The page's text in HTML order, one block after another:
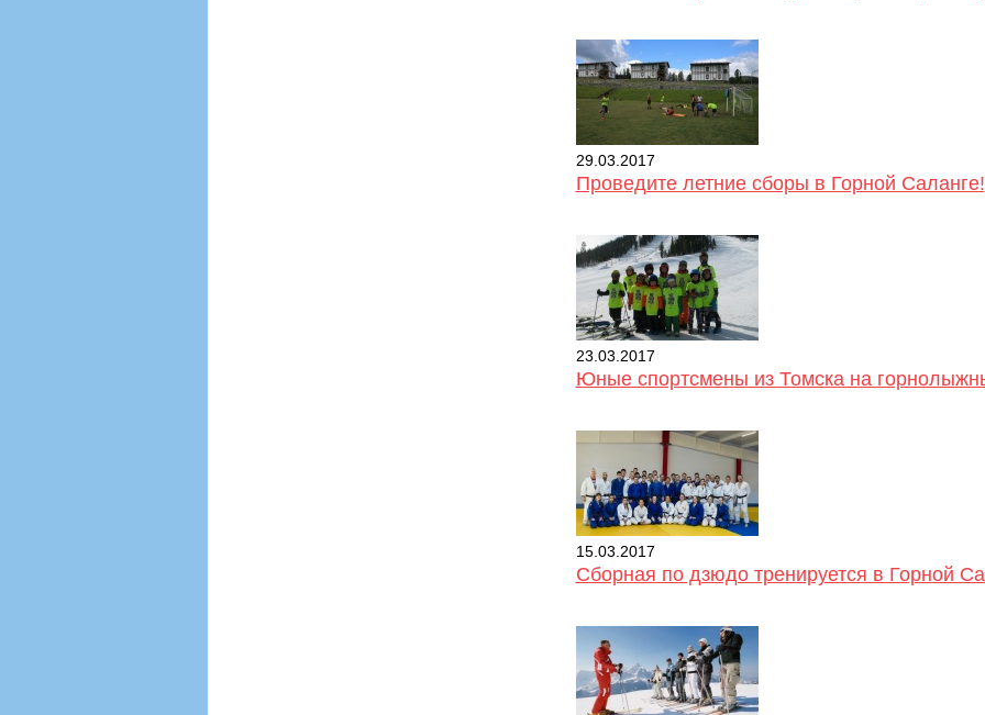
29.03.2017
Проведите летние сборы в Горной Саланге!
23.03.2017
Юные спортсмены из Томска на
15.03.2017
Сборная по дзюдо тренируется в Горной